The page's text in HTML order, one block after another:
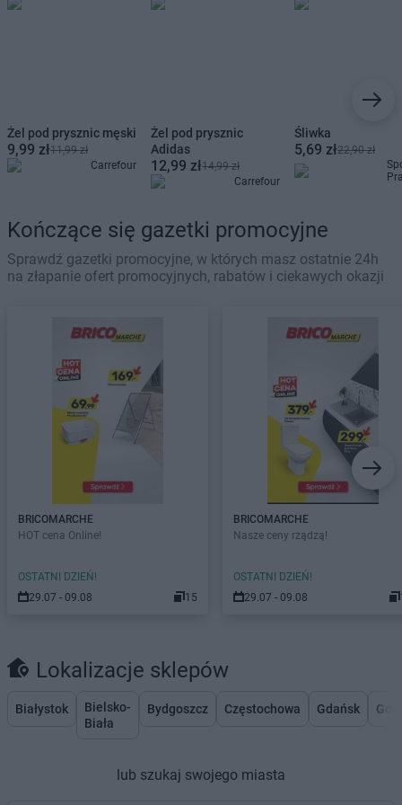
Żel pod prysznic męski
9,99 zł11,99 zł
Carrefour
Żel pod prysznic
Adidas
12,99 zł14,99 zł
Carrefour
Śliwka
5,69 zł22,90 zł
Kończące się gazetki promocyjne
Sprawdź gazetki promocyjne, w których masz ostatnie 24h
na złapanie ofert promocyjnych, rabatów i ciekawych okazji
BRICOMARCHE
HOT cena Online!
OSTATNI DZIEŃ!
29.07 - 09.08
15
BRICOMARCHE
Nasze ceny rządzą!
OSTATNI DZIEŃ!
29.07 - 09.08
Lokalizacje sklepów
Białystok
Bielsko-
Biała
Bydgoszcz Częstochowa Gdańsk
lub szukaj swojego miasta